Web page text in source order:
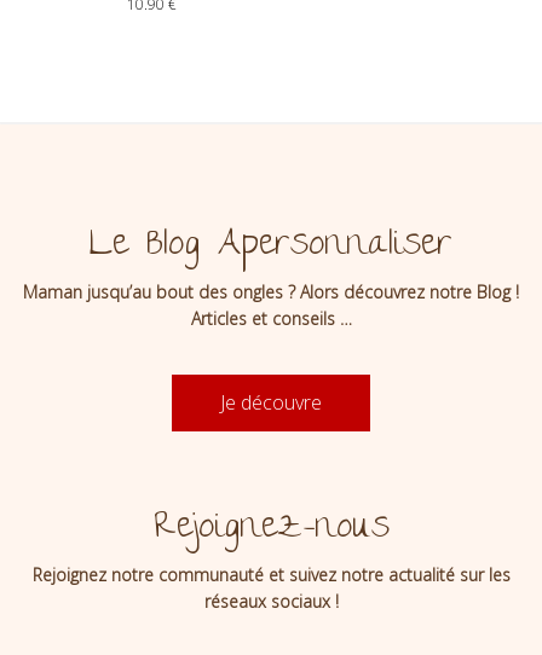
Apersonnaliser
10.90 €
Le Blog Apersonnaliser
Maman jusqu’au bout des ongles ? Alors découvrez notre Blog !
Articles et conseils …
Je découvre
Rejoignez-nous
Rejoignez notre communauté et suivez notre actualité sur les
réseaux sociaux !